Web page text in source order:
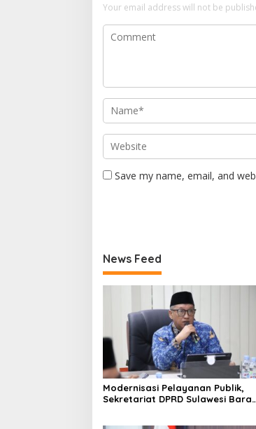
Your email address will not be
Save my name, email, and
News Feed
Modernisasi Pelayanan Publik,
Sekretariat DPRD Sulawesi Barat